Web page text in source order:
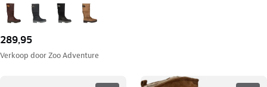
289,95
Verkoop doorZoo Adventure